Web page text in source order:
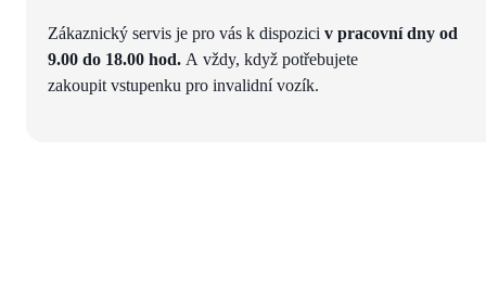
Zákaznický servis je pro vás k dispozici v pracovní dny od
9.00 do 18.00 hod. A vždy, když potřebujete
zakoupit vstupenku pro invalidní vozík.